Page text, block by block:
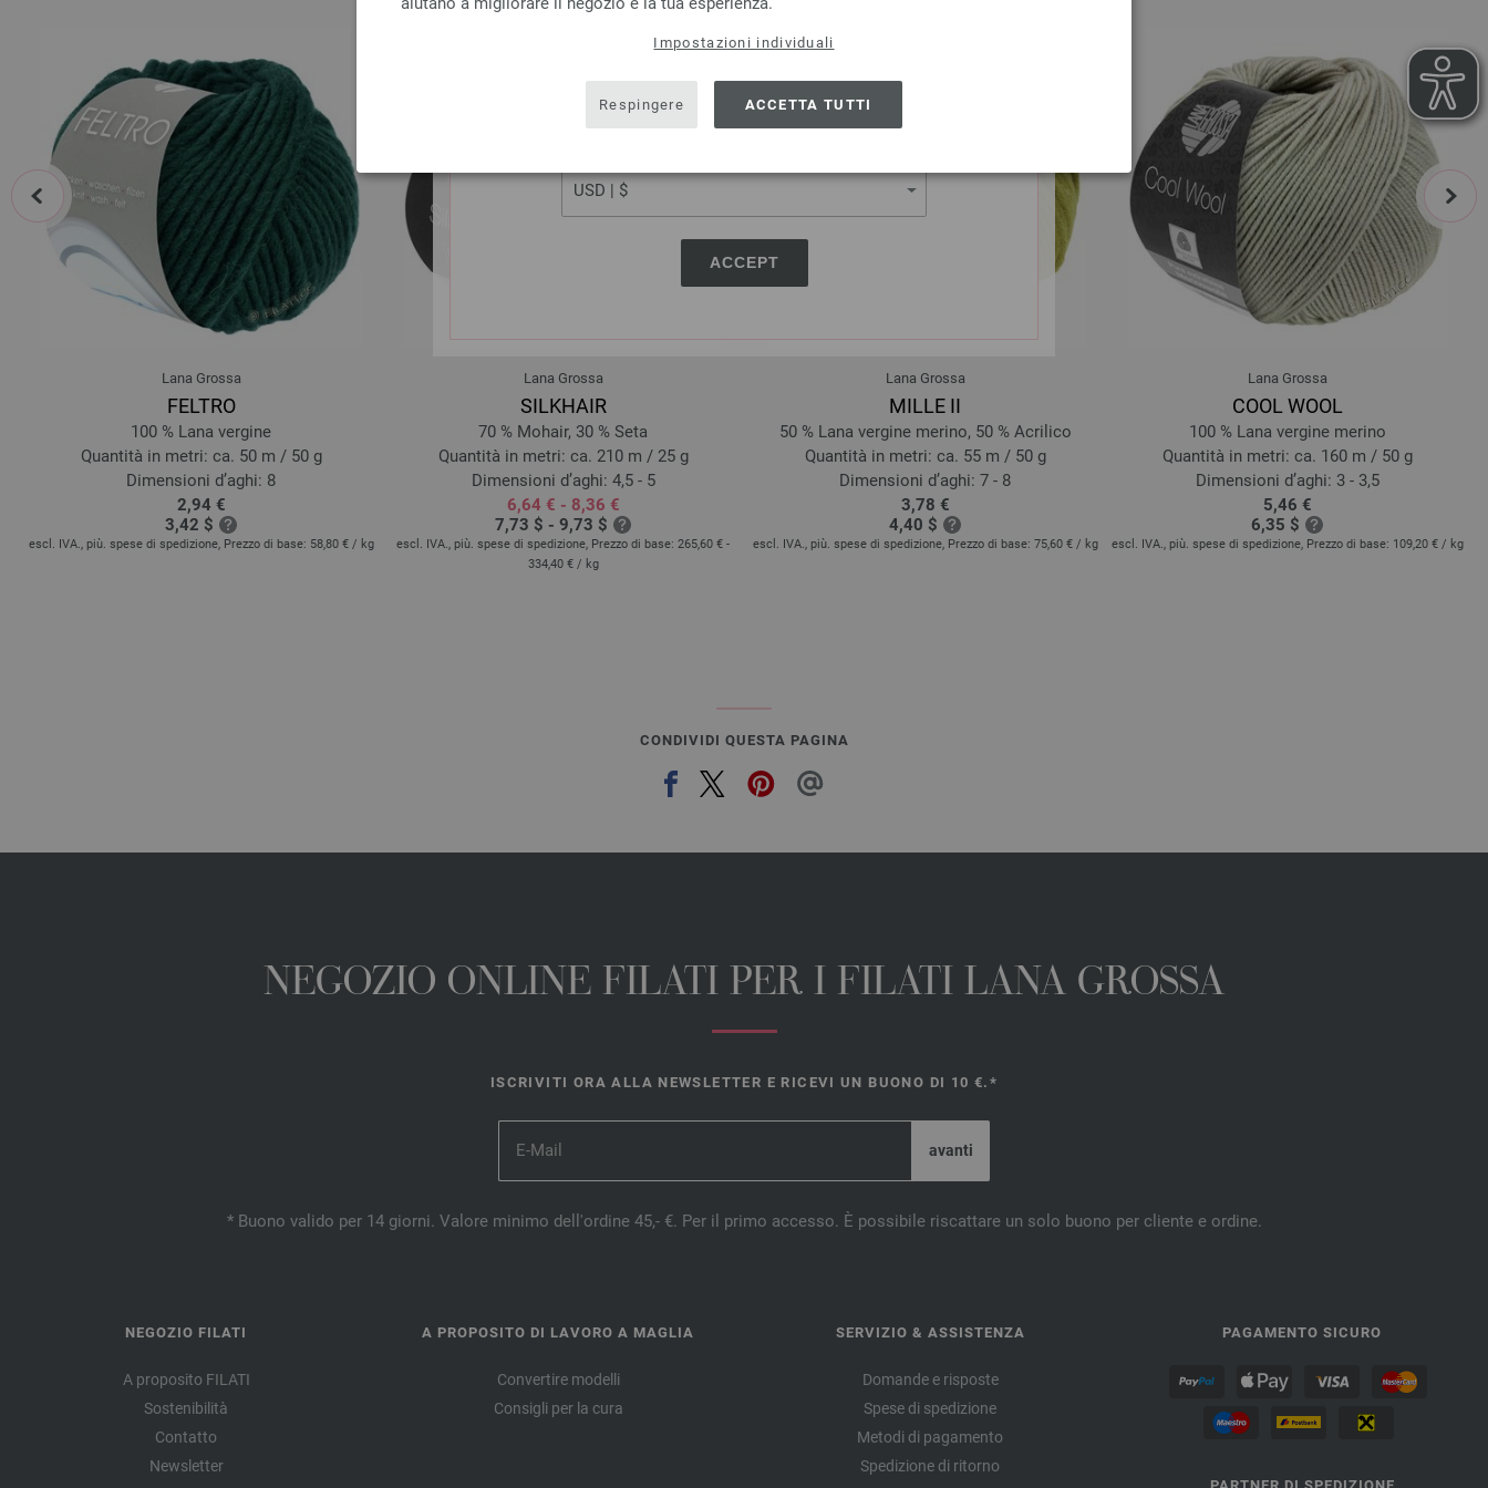
SHIPPING TO
USA - The United States of America
ACCEPT
Impostazioni individuali
Respingere ACCETTA TUTTI
238 | EAN: 4033493391511
marrone rossiccio/
corallo | EAN:
4033493413428
Lana Grossa
FELTRO
100 % Lana vergine
Quantità in metri: ca. 50 m / 50 g
Dimensioni d’aghi: 8
2,94 €
3,42 $
escl. IVA., più. spese di spedizione, Prezzo di base: 58,80 € / kg
Lana Grossa
SILKHAIR
70 % Mohair, 30 % Seta
Quantità in metri: ca. 210 m / 25 g
Dimensioni d’aghi: 4,5 - 5
6,64 € - 8,36 €
7,73 $ - 9,73 $
escl. IVA., più. spese di spedizione, Prezzo di base: 265,60 € -
334,40 € / kg
Lana Grossa
MILLE II
50 % Lana vergine merino, 50 % Acrilico
Quantità in metri: ca. 55 m / 50 g
Dimensioni d’aghi: 7 - 8
3,78 €
4,40 $
escl. IVA., più. spese di spedizione, Prezzo di base: 75,60 € / kg
Lana Grossa
COOL WOOL
100 % Lana vergine merino
Quantità in metri: ca. 160 m / 50 g
Dimensioni d’aghi: 3 - 3,5
5,46 €
6,35 $
escl. IVA., più. spese di spedizione, Prezzo di base: 109,20 € / kg
prev next
CONDIVIDI QUESTA PAGINA
NEGOZIO ONLINE FILATI PER I FILATI LANA GROSSA
ISCRIVITI ORA ALLA NEWSLETTER E RICEVI UN BUONO DI 10 €.*
* Buono valido per 14 giorni. Valore minimo dell'ordine 45,- €. Per il primo accesso. È possibile riscattare un solo buono per cliente e ordine.
NEGOZIO FILATI
A proposito FILATI
Sostenibilità
Contatto
Newsletter
A PROPOSITO DI LAVORO A MAGLIA
Convertire modelli
Consigli per la cura
SERVIZIO & ASSISTENZA
Domande e risposte
Spese di spedizione
Metodi di pagamento
Spedizione di ritorno
PAGAMENTO SICURO
PARTNER DI SPEDIZIONE